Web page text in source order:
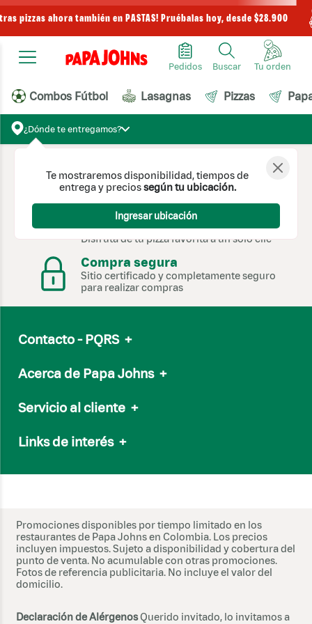
pizzas ahora también en PASTAS! Pruébalas hoy, desde $28.900
Pedidos Buscar
Combos Fútbol Lasagnas Pizzas
¿Dónde te entregamos?
Te mostraremos disponibilidad, tiempos de
entrega y preciossegún tu ubicación.
Ingresar ubicación
Pago en Línea
Pagos con tarjeta de crédito y PSE
Domicilios en la puerta de tu
casa
Disfruta de tu pizza favorita a un solo clic
Compra segura
Sitio certificado y completamente seguro
para realizar compras
Contacto - PQRS +
Email
servicioalcliente@papajohns.com.co
Whatsapp: 315 602 0554
Acerca de Papa Johns +
Nuestra marca
Papa Johns internacional
Servicio al cliente +
Soporte vía Whatsapp
Links de interés +
Cookies
www.sic.gov.co
Correo electrónico de notificaciones judiciales:
notifica@alimentosalconsumidor.com
Promociones disponibles por tiempo limitado en los
restaurantes de Papa Johns en Colombia. Los precios
incluyen impuestos. Sujeto a disponibilidad y cobertura del
punto de venta. No acumulable con otras promociones.
Fotos de referencia publicitaria. No incluye el valor del
domicilio.
Declaración de AlérgenosQuerido invitado, lo invitamos a